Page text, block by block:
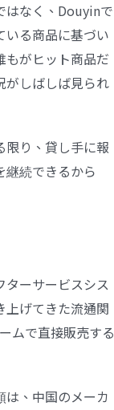
はなく、Douyinで
いる商品に基づい
もがヒット商品だ
がしばしば見られ
限り、貸し手に報
続できるから
ターサービスシス
上げてきた流通関
ムで直接販売する
、中国のメーカ